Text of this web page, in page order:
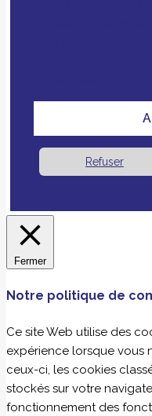
Refuser
Fermer
Notre politique de
Ce site Web utilise des
expérience lorsque vous
ceux-ci, les cookies
stockés sur votre
fonctionnement des